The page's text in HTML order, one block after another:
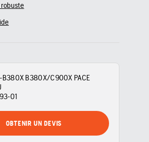
B380X B380X/C900X PACE
OBTENIR UN DEVIS